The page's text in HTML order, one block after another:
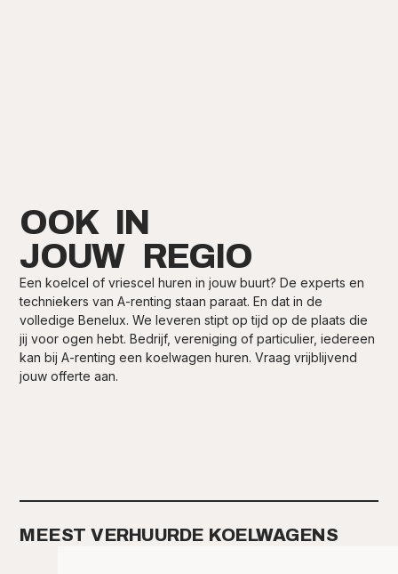
OOK IN
JOUW REGIO
Een koelcel of vriescel huren in jouw buurt? De experts en
techniekers van A-renting staan paraat. En dat in de
volledige Benelux. We leveren stipt op tijd op de plaats die
jij voor ogen hebt. Bedrijf, vereniging of particulier, iedereen
kan bij A-renting een koelwagen huren. Vraag vrijblijvend
jouw offerte aan.
MEEST VERHUURDE KOELWAGENS